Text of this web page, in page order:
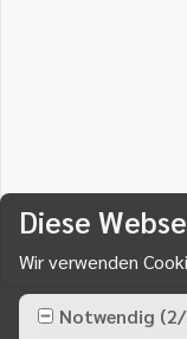
Gemeinde
Diese
Wir verwenden
Notwendig (2/